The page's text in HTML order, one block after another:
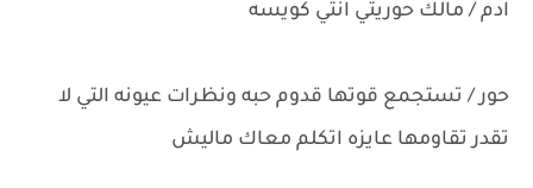
ادم / مالك حوريتي انتي كويسه
حور / تستجمع قوتها قدوم حبه ونظرات عيونه التي لا
تقدر تقاومها عايزه اتكلم معاك ماليش